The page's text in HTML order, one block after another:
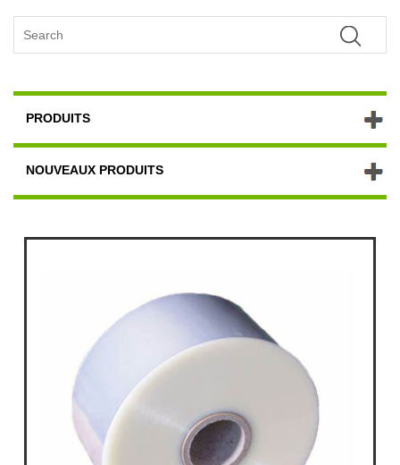
PRODUITS
NOUVEAUX PRODUITS